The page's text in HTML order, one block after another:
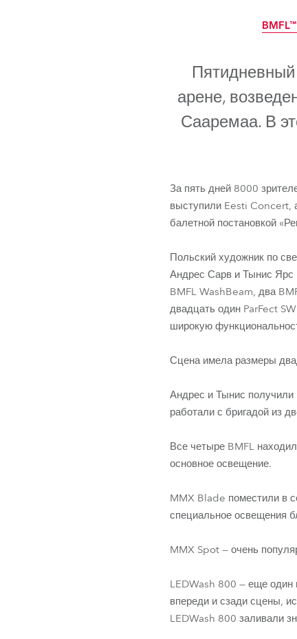
арене,
Сааремаа. В
За пять дней 8000
выступили Eesti Concert,
балетной постановкой
Польский художник по
Андрес Сарв и Тынис Ярс
BMFL WashBeam, два
двадцать один ParFect
широкую
Сцена имела размеры
Андрес и Тынис
работали с бригадой из
Все четыре BMFL
основное освещение.
MMX Blade поместили в
специальное освещения
MMX Spot — очень
LEDWash 800 — еще один
впереди и сзади сцены,
LEDWash 800 заливали